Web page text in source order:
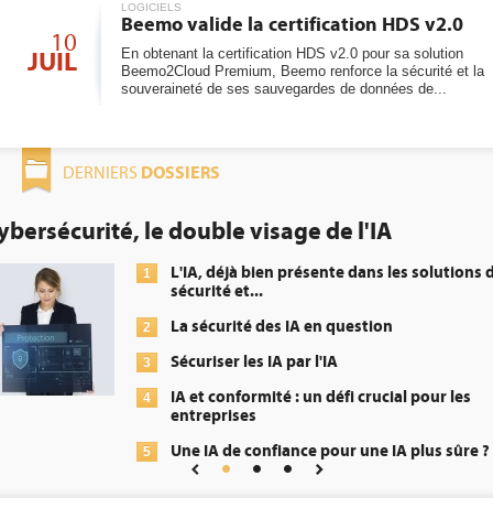
10
JUIL
LOGICIELS
Beemo valide la certification HDS v2.0
En obtenant la certification HDS v2.0 pour sa solution
Beemo2Cloud Premium, Beemo renforce la sécurité et la
souveraineté de ses sauvegardes de données de...
DERNIERS DOSSIERS
DEE: l'efficacité énergétique bientôt une
obligation pour les datacenters
1
Qu'est-ce que la DEE (directive
transformer...
3
Un outillage et des services déjà
répondre à...
4 Phocea DC dans les cordes pour